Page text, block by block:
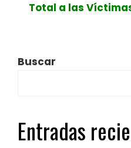
Total a las
Buscar
Entradas